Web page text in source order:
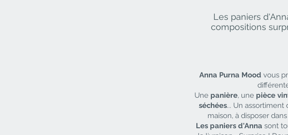
Les paniers
compositions
Anna Purna Mood vous
Une panière, une pièce
séchées... Un assortiment
maison, à disposer
Les paniers d'Anna sont